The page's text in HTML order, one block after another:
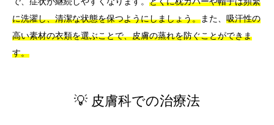
に洗濯し、清潔な状態を保つようにしましょう。また、 吸汗性の
高い素材の衣類を選ぶことで、皮膚の蒸れを防ぐことができま
す。
💡 皮膚科での治療法